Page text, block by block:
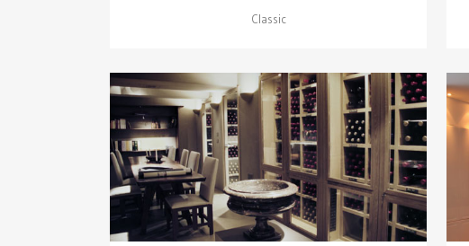
Classic
DETAILS ZIEN